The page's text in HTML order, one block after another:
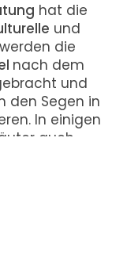
hat die
und
die
nach dem
und
den Segen in
In einigen
auch